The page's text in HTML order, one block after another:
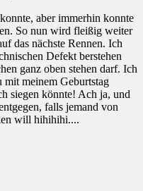
aber immerhin konnte
So nun wird fleißig weiter
das nächste Rennen. Ich
Defekt berstehen
ganz oben stehen darf. Ich
mit meinem Geburtstag
siegen könnte! Ach ja, und
falls jemand von
will hihihihi....